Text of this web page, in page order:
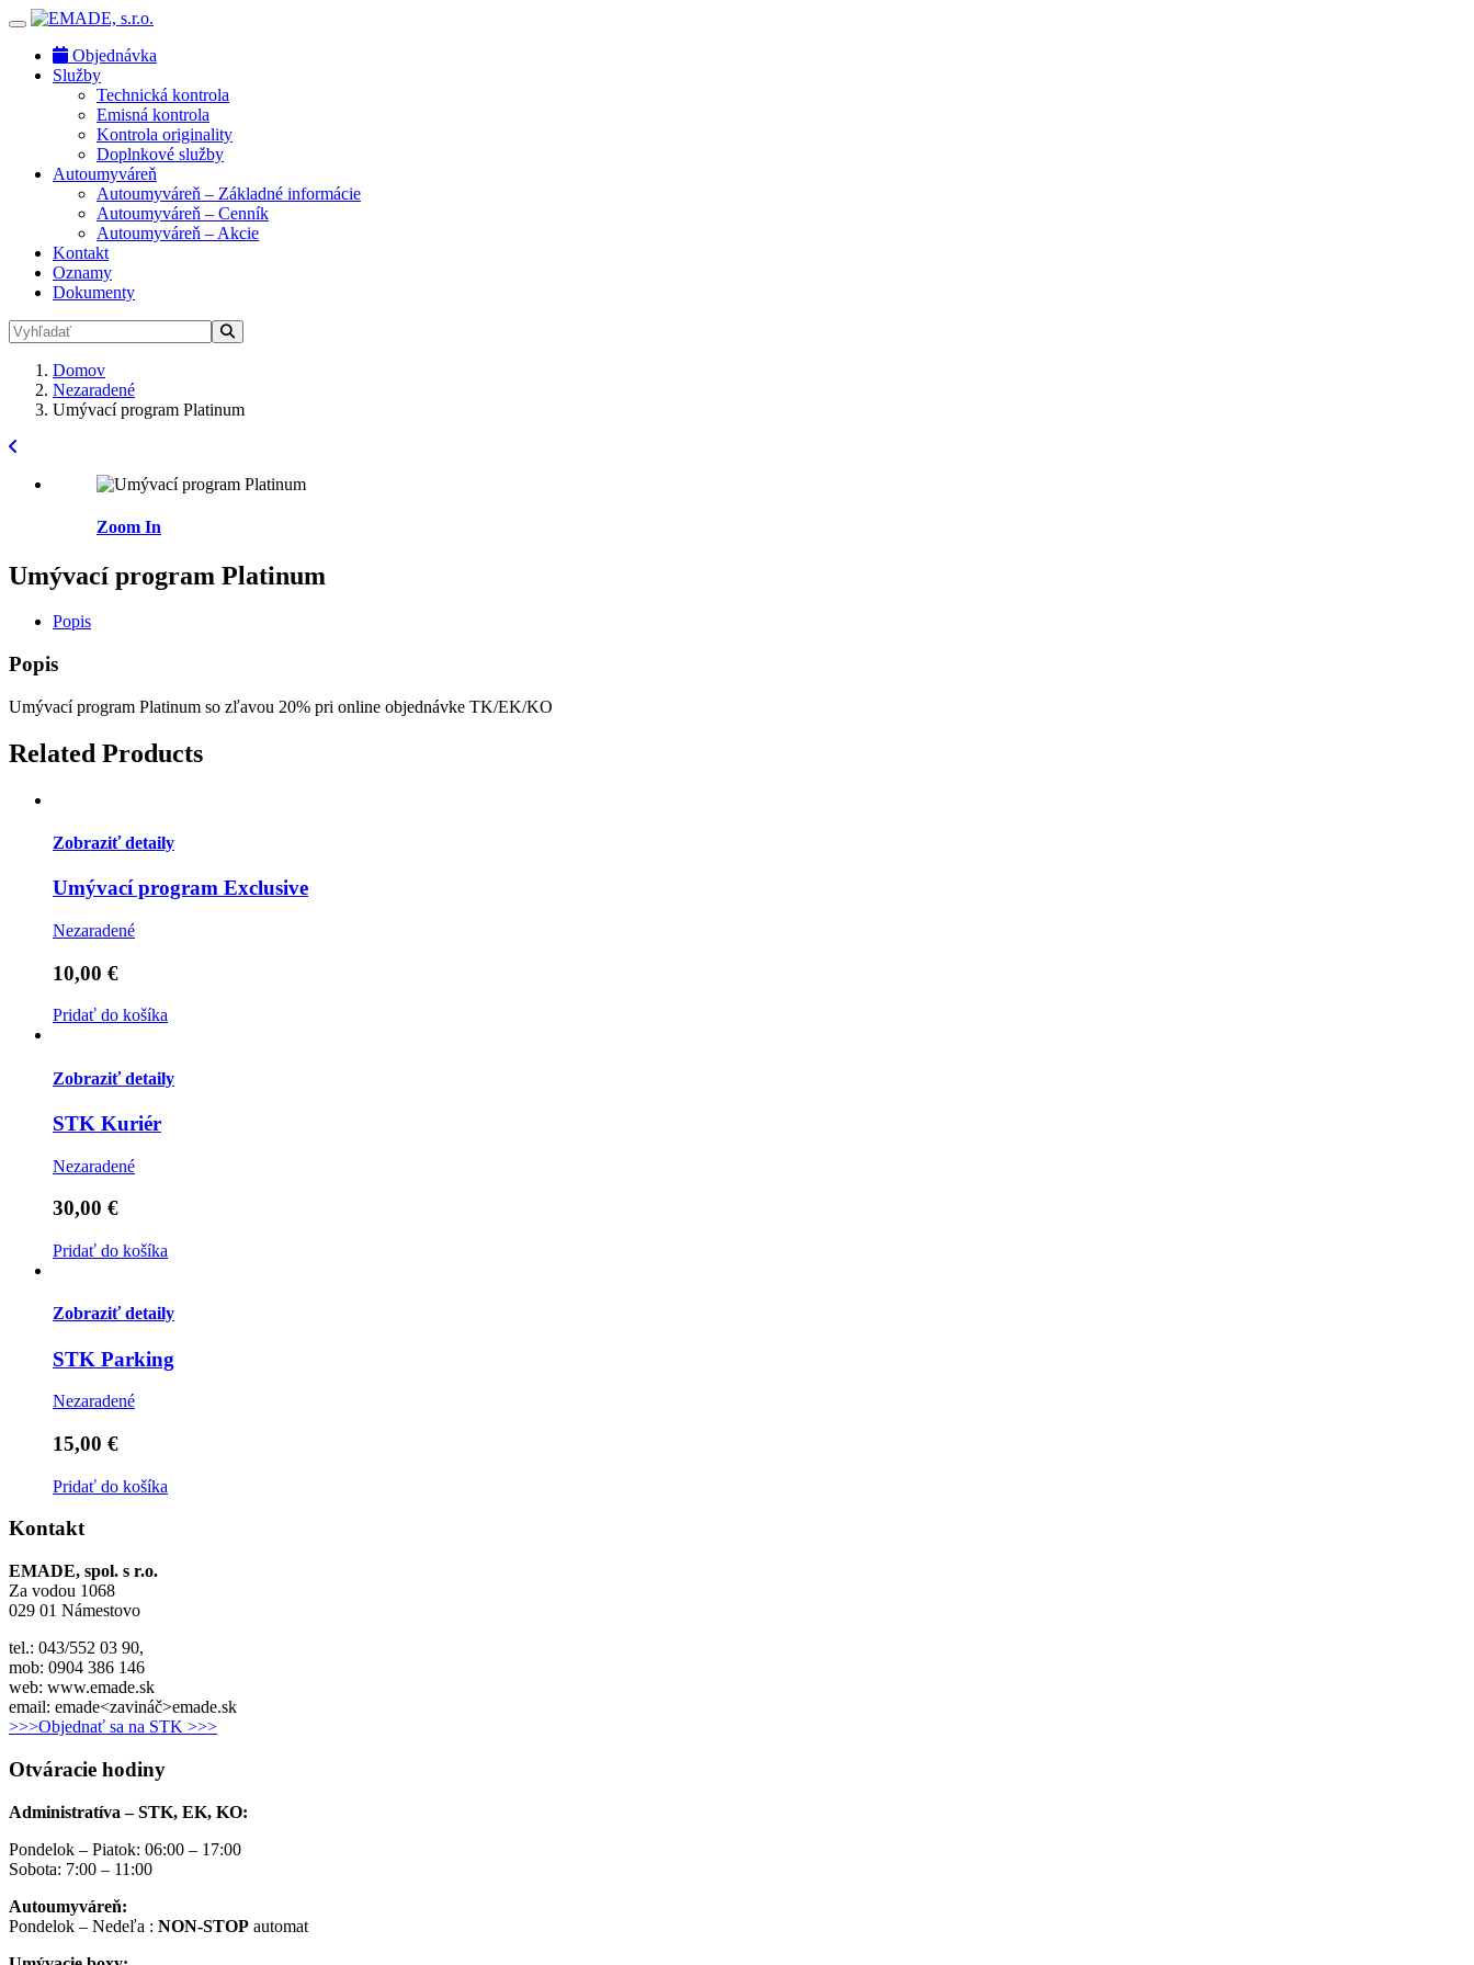
Objednávka
Služby
Technická kontrola
Emisná kontrola
Kontrola originality
Doplnkové služby
Autoumyváreň
Autoumyváreň – Základné informácie
Autoumyváreň – Cenník
Autoumyváreň – Akcie
Kontakt
Oznamy
Dokumenty
Domov
Nezaradené
Umývací program Platinum
Zoom In
Umývací program Platinum
Popis
Popis
Umývací program Platinum so zľavou 20% pri online objednávke TK/EK/KO
Related Products
Zobraziť detaily
Umývací program Exclusive
Nezaradené
10,00 €
Pridať do košíka
Zobraziť detaily
STK Kuriér
Nezaradené
30,00 €
Pridať do košíka
Zobraziť detaily
STK Parking
Nezaradené
15,00 €
Pridať do košíka
Kontakt
EMADE, spol. s r.o.
Za vodou 1068
029 01 Námestovo
tel.: 043/552 03 90,
mob: 0904 386 146
web: www.emade.sk
email: emade<zavináč>emade.sk
>>>Objednať sa na STK >>>
Otváracie hodiny
Administratíva – STK, EK, KO:
Pondelok – Piatok: 06:00 – 17:00
Sobota: 7:00 – 11:00
Autoumyváreň:
Pondelok – Nedeľa : NON-STOP automat